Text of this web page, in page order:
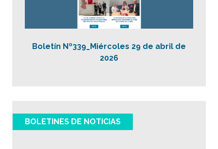
Boletín Nº339_Miércoles 29 de abril de
2026
BOLETINES DE NOTICIAS